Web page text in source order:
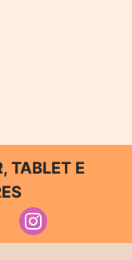
TABLET E